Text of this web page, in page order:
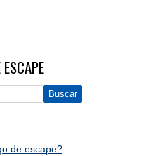
de escape?